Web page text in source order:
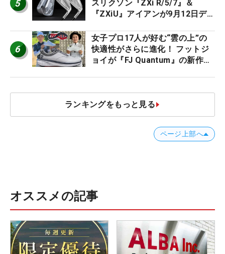
5
スリクソン『ZXi R/5/7』＆
『ZXiU』アイアンが9月12日デ
6
女子プロ17人が好む“雲の上”の
快適性がさらに進化！ フットジ
ョイが『FJ Quantum』の新作を
ランキングをもっと見る
ページ上部へ
オススメの記事